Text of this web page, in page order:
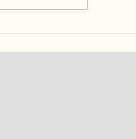
ジム」記事掲載！